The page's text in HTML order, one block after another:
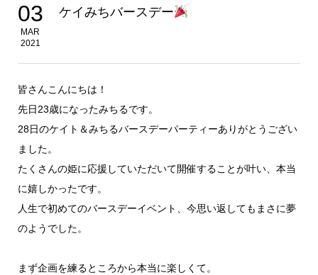
03
MAR
2021
ケイみちバースデー
皆さんこんにちは！
先日23歳になったみちるです。
28日のケイト＆みちるバースデーパーティーありがとうござい
ました。
たくさんの姫に応援していただいて開催することが叶い、本当
に嬉しかったです。
人生で初めてのバースデーイベント、今思い返してもまさに夢
のようでした。
まず企画を練るところから本当に楽しくて。